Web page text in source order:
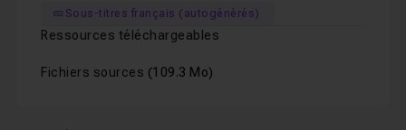
Sous-titres français (autogénérés)
Ressources téléchargeables
Fichiers sources (109.3 Mo)